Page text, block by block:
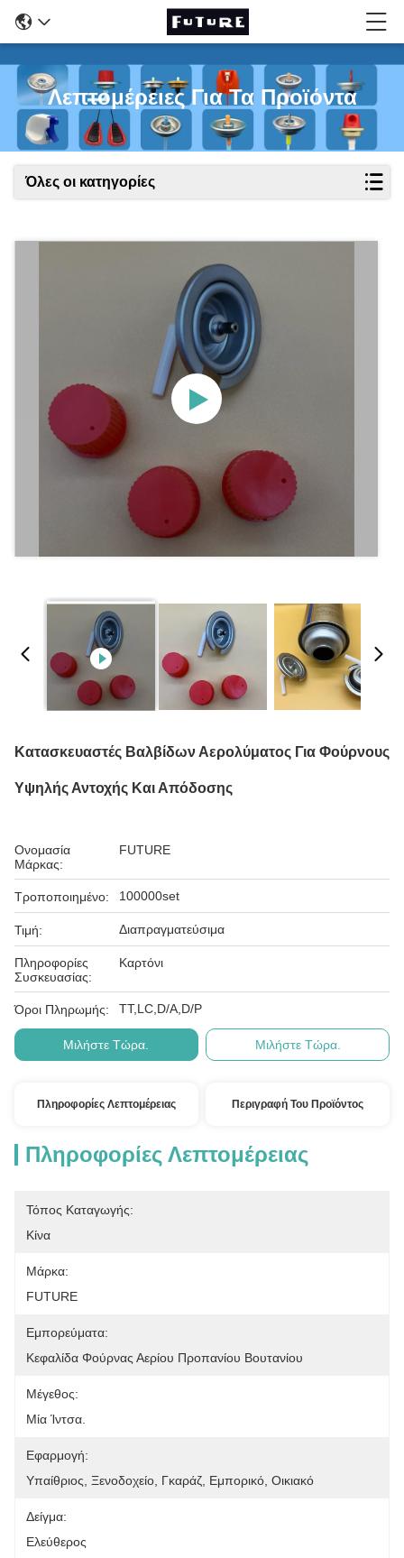
Λεπτομέρειες Για Τα Προϊόντα
Όλες οι κατηγορίες
Κατασκευαστές Βαλβίδων Αερολύματος Για Φούρνους
Υψηλής Αντοχής Και Απόδοσης
Ονομασία
Μάρκας:
FUTURE
Τροποποιημένο: 100000set
Τιμή: Διαπραγματεύσιμα
Πληροφορίες
Συσκευασίας:
Καρτόνι
Όροι Πληρωμής: ΤΤ,LC,D/A,D/P
Μιλήστε Τώρα. Μιλήστε Τώρα.
Πληροφορίες Λεπτομέρειας Περιγραφή Του Προϊόντος
Πληροφορίες Λεπτομέρειας
Τόπος Καταγωγής:
Κίνα
Μάρκα:
FUTURE
Εμπορεύματα:
Κεφαλίδα Φούρνας Αερίου Προπανίου Βουτανίου
Μέγεθος:
Μία Ίντσα.
Εφαρμογή:
Υπαίθριος, Ξενοδοχείο, Γκαράζ, Εμπορικό, Οικιακό
Δείγμα:
Ελεύθερος